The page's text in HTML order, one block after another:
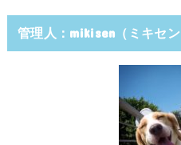
管理人：mikisen（ミキセン